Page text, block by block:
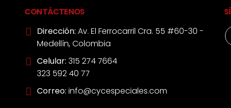
CONTÁCTENOS
Dirección: Av. El Ferrocarril Cra. 55 #60-30 -
Medellín, Colombia
Celular: 315 274 7664
323 592 40 77
Correo: info@cycespeciales.com